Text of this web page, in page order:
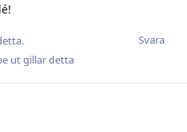
Svara
utgillar detta